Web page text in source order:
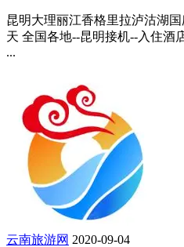
昆明大理丽江香格里拉泸沽湖
天 全国各地--昆明接机--入住
...
云南旅游网 2020-09-04